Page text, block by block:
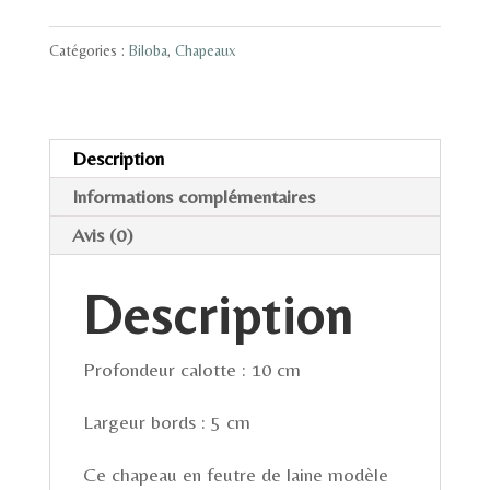
en
vert
foncé
T57
Catégories : Biloba, Chapeaux
Description
Informations complémentaires
Avis (0)
Description
Profondeur calotte : 10 cm
Largeur bords : 5 cm
Ce chapeau en feutre de laine modèle